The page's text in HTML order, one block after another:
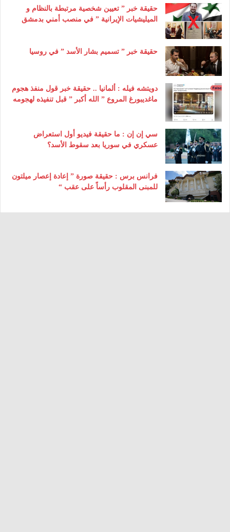
حقيقة خبر ” تعيين شخصية مرتبطة بالنظام و
الميليشيات الإيرانية ” في منصب أمني بدمشق
حقيقة خبر ” تسميم بشار الأسد ” في روسيا
دويتشه فيله : ألمانيا .. حقيقة خبر قول منفذ هجوم
ماغديبورغ المروع ” الله أكبر ” قبل تنفيذه لهجومه
سي إن إن : ما حقيقة فيديو أول استعراض
عسكري في سوريا بعد سقوط الأسد؟
فرانس برس : حقيقة صورة ” إعادة إعصار ميلتون
للمبنى المقلوب رأساً على عقب “